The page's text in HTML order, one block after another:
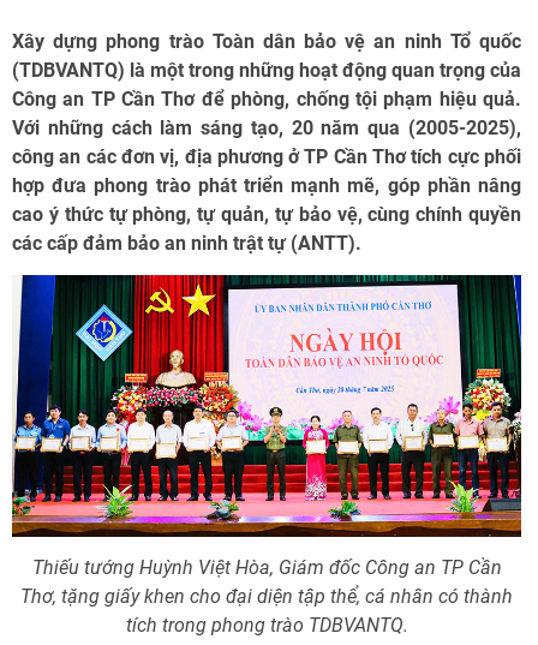
Xây dựng phong trào Toàn dân bảo vệ an ninh Tổ quốc
(TDBVANTQ) là một trong những hoạt động quan trọng của
Công an TP Cần Thơ để phòng, chống tội phạm hiệu quả.
Với những cách làm sáng tạo, 20 năm qua (2005-2025),
công an các đơn vị, địa phương ở TP Cần Thơ tích cực phối
hợp đưa phong trào phát triển mạnh mẽ, góp phần nâng
cao ý thức tự phòng, tự quản, tự bảo vệ, cùng chính quyền
các cấp đảm bảo an ninh trật tự (ANTT).
Thiếu tướng Huỳnh Việt Hòa, Giám đốc Công an TP Cần
Thơ, tặng giấy khen cho đại diện tập thể, cá nhân có thành
tích trong phong trào TDBVANTQ.